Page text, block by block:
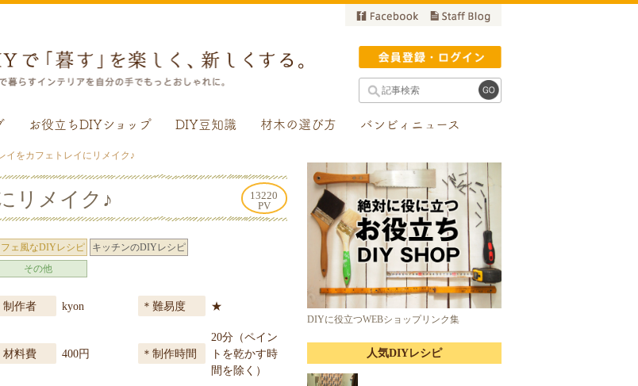
お役立ちDIYショップ DIY豆知識 材木の選び方 バンビィニュース
イをカフェトレイにリメイク♪
リメイク♪
13220
PV
フェ風なDIYレシピ
キッチンのDIYレシピ
その他
制作者 kyon 難易度 ★
材料費 400円 制作時間
20分（ペイン
トを乾かす時
間を除く）
DIYに役立つWEBショップリンク集
人気DIYレシピ